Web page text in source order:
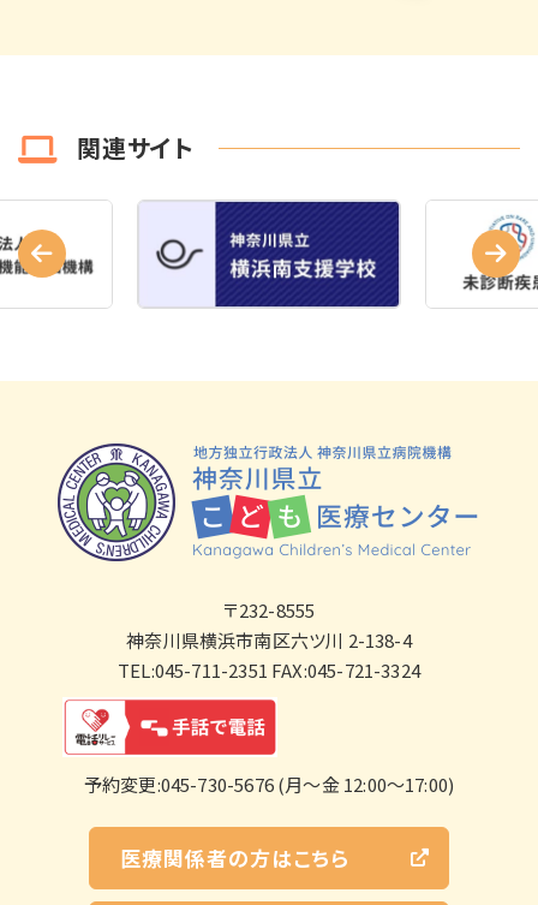
関連サイト
〒232-8555
神奈川県横浜市南区六ツ川 2-138-4
TEL:045-711-2351 FAX:045-721-3324
予約変更:045-730-5676 (月～金 12:00～17:00)
医療関係者の方はこちら